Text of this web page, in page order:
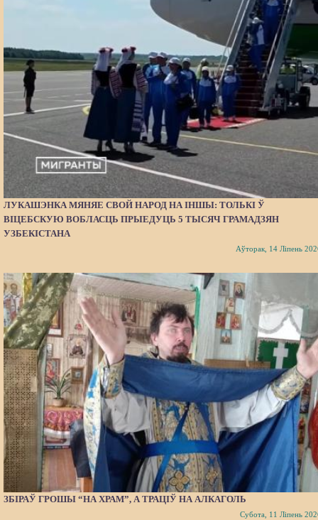
ЛУКАШЭНКА МЯНЯЕ СВОЙ НАРОД НА ІНШЫ: ТОЛЬКІ Ў
ВІЦЕБСКУЮ ВОБЛАСЦЬ ПРЫЕДУЦЬ 5 ТЫСЯЧ ГРАМАДЗЯН
УЗБЕКІСТАНА
Аўторак, 14 Ліпень
ЗБІРАЎ ГРОШЫ “НА ХРАМ”, А ТРАЦІЎ НА АЛКАГОЛЬ
Субота, 11 Ліпень